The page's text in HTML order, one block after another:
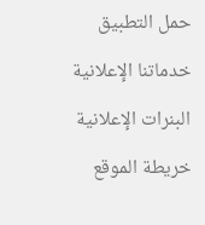
حمل التطبيق
خدماتنا الإعلانية
البنرات الإعلانية
خريطة الموقع